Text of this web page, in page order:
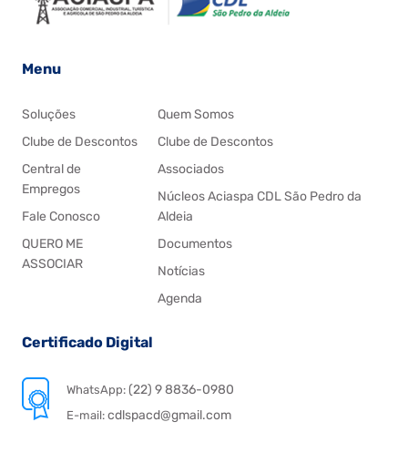
Menu
Soluções
Clube de Descontos
Central de
Empregos
Fale Conosco
QUERO ME
ASSOCIAR
Quem Somos
Clube de Descontos
Associados
Núcleos Aciaspa CDL São Pedro da
Aldeia
Documentos
Notícias
Agenda
Certificado Digital
WhatsApp:(22) 9 8836-0980
E-mail: cdlspacd@gmail.com